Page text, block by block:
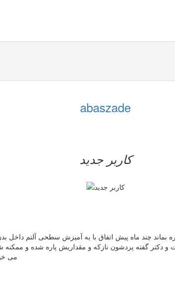
abaszade
کاربر جدید
چند ماه پیش اتفاق با یه آمیزش سطحی آلتم داخل
و دکتر گفته پردشون نازکه و مقداریش پاره شده و
می